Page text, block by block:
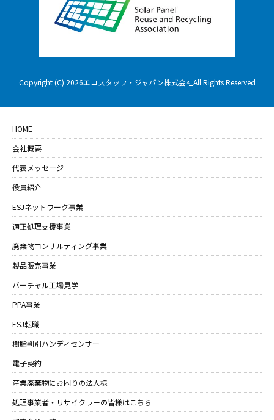
Copyright (C) 2026エコスタッフ・ジャパン株式会社All Rights Reserved
HOME
会社概要
代表メッセージ
役員紹介
ESJネットワーク事業
適正処理支援事業
廃棄物コンサルティング事業
製品販売事業
バーチャル工場見学
PPA事業
ESJ転職
樹脂判別ハンディセンサー
電子契約
産業廃棄物にお困りの法人様
処理事業者・リサイクラーの皆様はこちら